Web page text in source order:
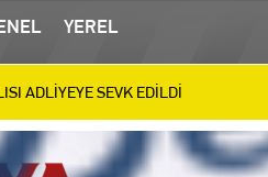
YEREL
SEVGİ YOLU VE SOSYAL